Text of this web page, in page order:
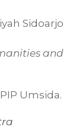
Sidoarjo
and
Umsida.